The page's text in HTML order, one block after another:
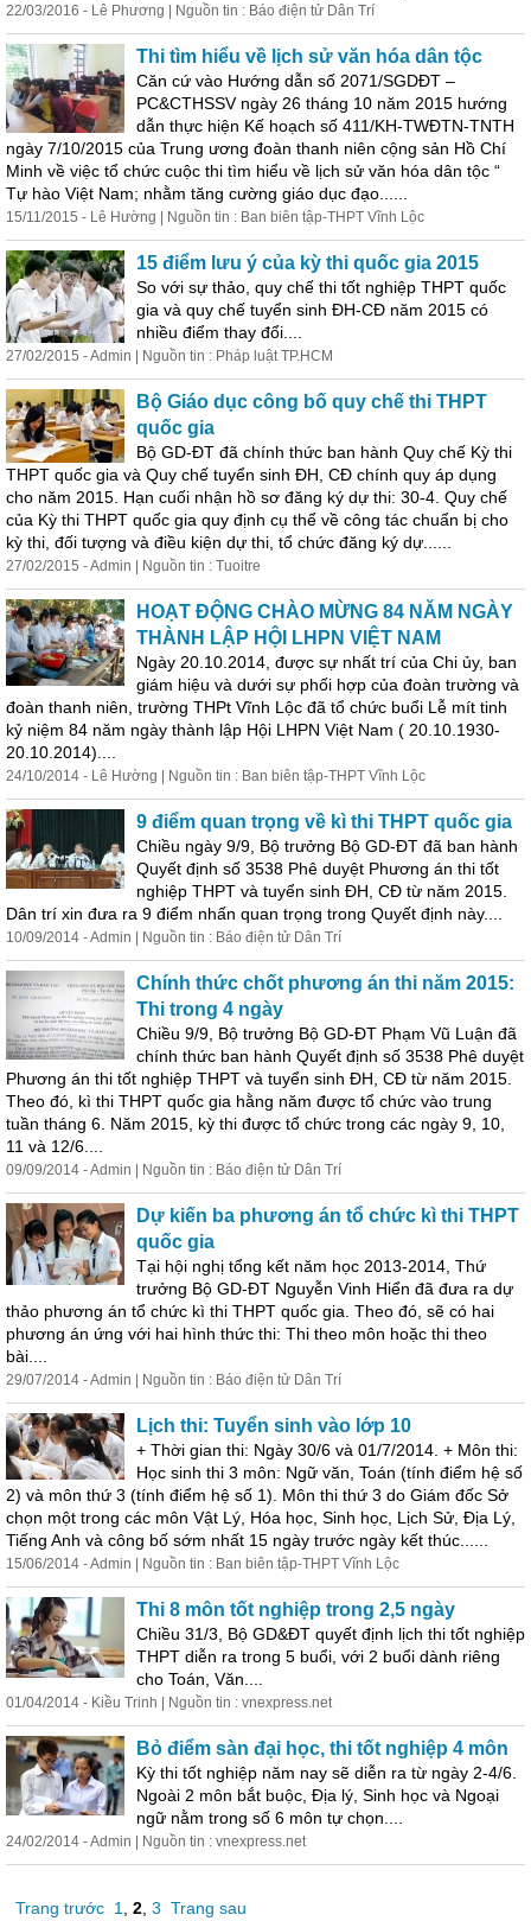
22/03/2016 - Lê Phương | Nguồn tin : Báo điện tử Dân Trí
Thi tìm hiểu về lịch sử văn hóa dân tộc
Căn cứ vào Hướng dẫn số 2071/SGDĐT –
PC&CTHSSV ngày 26 tháng 10 năm 2015 hướng
dẫn thực hiện Kế hoạch số 411/KH-TWĐTN-TNTH
ngày 7/10/2015 của Trung ương đoàn thanh niên cộng sản Hồ Chí
Minh về việc tổ chức cuộc thi tìm hiểu về lịch sử văn hóa dân tộc “
Tự hào Việt Nam; nhằm tăng cường giáo dục đạo......
15/11/2015 - Lê Hường | Nguồn tin : Ban biên tập-THPT Vĩnh Lộc
15 điểm lưu ý của kỳ thi quốc gia 2015
So với sự thảo, quy chế thi tốt nghiệp THPT quốc
gia và quy chế tuyển sinh ĐH-CĐ năm 2015 có
nhiều điểm thay đổi....
27/02/2015 - Admin | Nguồn tin : Pháp luật TP.HCM
Bộ Giáo dục công bố quy chế thi THPT
quốc gia
Bộ GD-ĐT đã chính thức ban hành Quy chế Kỳ thi
THPT quốc gia và Quy chế tuyển sinh ĐH, CĐ chính quy áp dụng
cho năm 2015. Hạn cuối nhận hồ sơ đăng ký dự thi: 30-4. Quy chế
của Kỳ thi THPT quốc gia quy định cụ thể về công tác chuẩn bị cho
kỳ thi, đối tượng và điều kiện dự thi, tổ chức đăng ký dự......
27/02/2015 - Admin | Nguồn tin : Tuoitre
HOẠT ĐỘNG CHÀO MỪNG 84 NĂM NGÀY
THÀNH LẬP HỘI LHPN VIỆT NAM
Ngày 20.10.2014, được sự nhất trí của Chi ủy, ban
giám hiệu và dưới sự phối hợp của đoàn trường và
đoàn thanh niên, trường THPt Vĩnh Lộc đã tổ chức buổi Lễ mít tinh
kỷ niệm 84 năm ngày thành lập Hội LHPN Việt Nam ( 20.10.1930-
20.10.2014)....
24/10/2014 - Lê Hường | Nguồn tin : Ban biên tập-THPT Vĩnh Lộc
9 điểm quan trọng về kì thi THPT quốc gia
Chiều ngày 9/9, Bộ trưởng Bộ GD-ĐT đã ban hành
Quyết định số 3538 Phê duyệt Phương án thi tốt
nghiệp THPT và tuyển sinh ĐH, CĐ từ năm 2015.
Dân trí xin đưa ra 9 điểm nhấn quan trọng trong Quyết định này....
10/09/2014 - Admin | Nguồn tin : Báo điện tử Dân Trí
Chính thức chốt phương án thi năm 2015:
Thi trong 4 ngày
Chiều 9/9, Bộ trưởng Bộ GD-ĐT Phạm Vũ Luận đã
chính thức ban hành Quyết định số 3538 Phê duyệt
Phương án thi tốt nghiệp THPT và tuyển sinh ĐH, CĐ từ năm 2015.
Theo đó, kì thi THPT quốc gia hằng năm được tổ chức vào trung
tuần tháng 6. Năm 2015, kỳ thi được tổ chức trong các ngày 9, 10,
11 và 12/6....
09/09/2014 - Admin | Nguồn tin : Báo điện tử Dân Trí
Dự kiến ba phương án tổ chức kì thi THPT
quốc gia
Tại hội nghị tổng kết năm học 2013-2014, Thứ
trưởng Bộ GD-ĐT Nguyễn Vinh Hiển đã đưa ra dự
thảo phương án tổ chức kì thi THPT quốc gia. Theo đó, sẽ có hai
phương án ứng với hai hình thức thi: Thi theo môn hoặc thi theo
bài....
29/07/2014 - Admin | Nguồn tin : Báo điện tử Dân Trí
Lịch thi: Tuyển sinh vào lớp 10
+ Thời gian thi: Ngày 30/6 và 01/7/2014. + Môn thi:
Học sinh thi 3 môn: Ngữ văn, Toán (tính điểm hệ số
2) và môn thứ 3 (tính điểm hệ số 1). Môn thi thứ 3 do Giám đốc Sở
chọn một trong các môn Vật Lý, Hóa học, Sinh học, Lịch Sử , Địa Lý,
Tiếng Anh và công bố sớm nhất 15 ngày trước ngày kết thúc......
15/06/2014 - Admin | Nguồn tin : Ban biên tập-THPT Vĩnh Lộc
Thi 8 môn tốt nghiệp trong 2,5 ngày
Chiều 31/3, Bộ GD&ĐT quyết định lịch thi tốt nghiệp
THPT diễn ra trong 5 buổi, với 2 buổi dành riêng
cho Toán, Văn....
01/04/2014 - Kiều Trinh | Nguồn tin : vnexpress.net
Bỏ điểm sàn đại học, thi tốt nghiệp 4 môn
Kỳ thi tốt nghiệp năm nay sẽ diễn ra từ ngày 2-4/6.
Ngoài 2 môn bắt buộc, Địa lý, Sinh học và Ngoại
ngữ nằm trong số 6 môn tự chọn....
24/02/2014 - Admin | Nguồn tin : vnexpress.net
Trang trước 1 2 3 Trang sau